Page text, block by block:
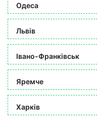
Одеса
Львів
Івано-Франківськ
Яремче
Харків